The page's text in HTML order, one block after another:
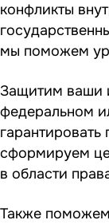
конфликты
мы поможем
Защитим ваши
федеральном
гарантировать
сформируем
в области
Также